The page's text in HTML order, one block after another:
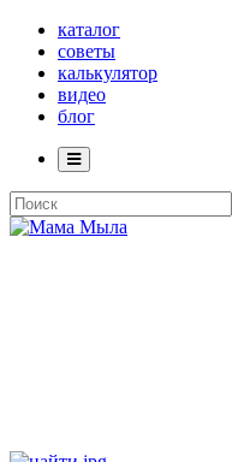
каталог
советы
калькулятор
видео
блог